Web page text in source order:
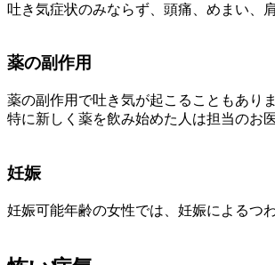
吐き気症状のみならず、頭痛、めまい、
薬の副作用
薬の副作用で吐き気が起こることもあり
特に新しく薬を飲み始めた人は担当のお
妊娠
妊娠可能年齢の女性では、妊娠によるつ